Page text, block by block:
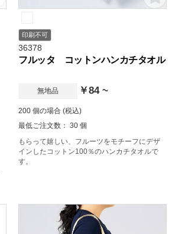
印刷不可
36378
フルッタ コットンハンカチタオル
無地品 ￥84 ~
200 個の場合 (税込)
最低ご注文数： 30 個
もらって嬉しい、フルーツをモチーフにデザ
インしたコットン100％のハンカチタオルで
す。